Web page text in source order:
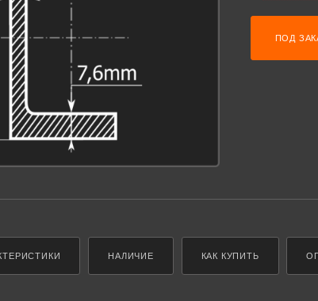
ПОД
НАЛИЧИЕ КАК КУПИТЬ